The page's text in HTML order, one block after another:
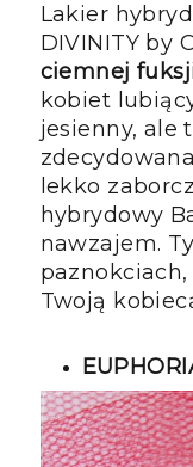
Lakier
DIVINITY by
ciemnej
kobiet
jesienny, ale
lekko
hybrydowy
nawzajem.
Twoją